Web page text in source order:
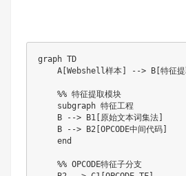
graph TD
A[Webshell样本] --> B[特征提
    %% 特征提取模块
    subgraph 特征工程
    B --> B1[原始文本词集法]
    B --> B2[OPCODE中间代码]
    end
    %% OPCODE特征子分支